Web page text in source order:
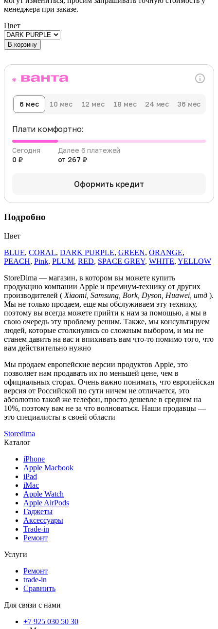
менеджера при заказе.
Цвет
В корзину
6 мес 10 мес 12 мес 18 мес 24 мес 36 мес
Плати комфортно:
Сегодня
0 ₽
Далее 6 платежей
от 267 ₽
Оформить кредит
Подробно
Цвет
BLUE, CORAL, DARK PURPLE, GREEN, ORANGE,
PEACH, Pink, PLUM, RED, SPACE GREY, WHITE, YELLOW
StoreDima — магазин, в котором вы можете купить
продукцию компании Apple и премиум-технику от других
производителей ( Xiaomi, Samsung, Bork, Dyson, Huawei, итд ).
Мы не только продаем, еще мы обслуживаем эту технику,
поэтому вы всегда можете прийти к нам за помощью, а мы в
свою очередь эту проблему решим. Также, мы консультируем
людей, которые столкнулись со сложным выбором, и мы не
станем давить на вас и впихивать вам что-то помимо того, что
вам действительно нужно
Мы продаем европейские версии продуктов Apple, это
позволяет нам продавать их по меньшей цене, чем в
официальных сторах. Очень важно понимать, что европейская
версия от Российской по сути ничем не отличается, это
абсолютно такой же телефон, просто дешевле в среднем на
10%, поэтому вам не за что волноваться. Наши продавцы —
это специалисты в своей области
Storedima
Каталог
iPhone
Apple Macbook
iPad
iMac
Apple Watch
Apple AirPods
Гаджеты
Аксессуары
Trade-in
Ремонт
Услуги
Ремонт
trade-in
Сравнить
Для связи с нами
+7 925 030 50 30